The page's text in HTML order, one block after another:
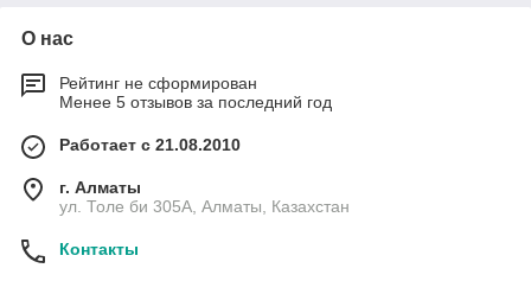
О нас
Рейтинг не сформирован
Менее 5 отзывов за последний год
Работает с 21.08.2010
г. Алматы
ул. Толе би 305А, Алматы, Казахстан
Контакты